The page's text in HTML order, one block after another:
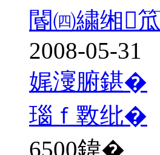
閽㈣繍缃
2008-05-31
娓濅腑鍖�
瑙ｆ斁纰�
6500鍏�